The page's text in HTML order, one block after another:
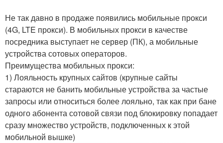
Не так давно в продаже появились мобильные прокси
(4G, LTE прокси). В мобильных прокси в качестве
посредника выступает не сервер (ПК), а мобильные
устройства сотовых операторов.
Преимущества мобильных прокси:
1) Лояльность крупных сайтов (крупные сайты
стараются не банить мобильные устройства за частые
запросы или относиться более лояльно, так как при бане
одного абонента сотовой связи под блокировку попадает
сразу множество устройств, подключенных к этой
мобильной вышке)